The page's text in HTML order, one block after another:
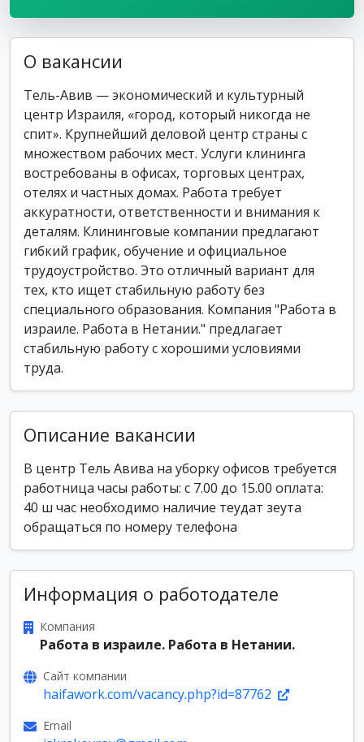
О вакансии
Тель-Авив — экономический и культурный
центр Израиля, «город, который никогда не
спит». Крупнейший деловой центр страны с
множеством рабочих мест. Услуги клининга
востребованы в офисах, торговых центрах,
отелях и частных домах. Работа требует
аккуратности, ответственности и внимания к
деталям. Клининговые компании предлагают
гибкий график, обучение и официальное
трудоустройство. Это отличный вариант для
тех, кто ищет стабильную работу без
специального образования. Компания "Работа в
израиле. Работа в Нетании." предлагает
стабильную работу с хорошими условиями
труда.
Описание вакансии
В центр Тель Авива на уборку офисов требуется
работница часы работы: с 7.00 до 15.00 оплата:
40 ш час необходимо наличие теудат зеута
обращаться по номеру телефона
Информация о работодателе
Компания
Работа в израиле. Работа в Нетании.
Сайт компании
haifawork.com/vacancy.php?id=87762
Email